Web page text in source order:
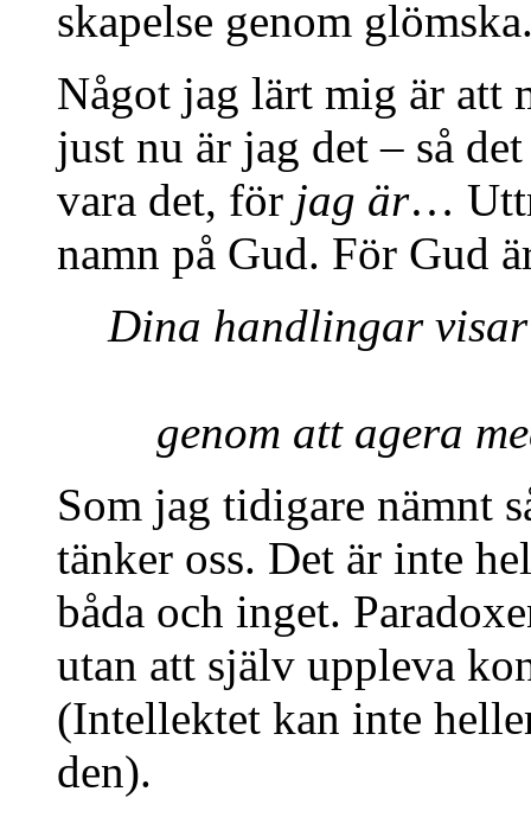
skapelse genom
Något jag lärt mig är att
just nu är jag det – så
vara det, för jag är…
namn på Gud. För Gud
Dina handlingar visar
genom att agera
Som jag tidigare nämnt
tänker oss. Det är inte
båda och inget.
utan att själv uppleva
(Intellektet kan inte
den).